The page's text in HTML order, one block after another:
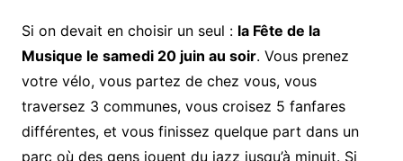
Si on devait en choisir un seul : la Fête de la
Musique le samedi 20 juin au soir. Vous prenez
votre vélo, vous partez de chez vous, vous
traversez 3 communes, vous croisez 5 fanfares
différentes, et vous finissez quelque part dans un
parc où des gens jouent du jazz jusqu’à minuit. Si